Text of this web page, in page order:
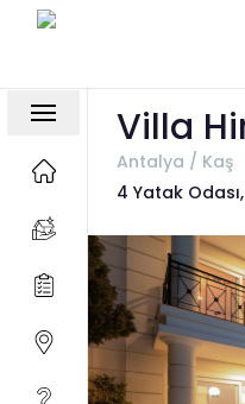
Villa
Antalya / Kaş
4 Yatak